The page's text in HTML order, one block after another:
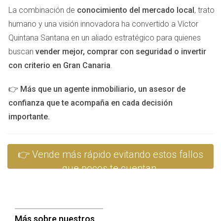
ofertas y finalmente vendieron la propiedad a un buen
precio.
ELEGIR AL AGENTE CORRECTO
diferencia en el proceso de venta. Un buen agente no solo
tiene experiencia en el mercado local, sino que también
sabe cómo comercializar tu propiedad eficazmente. Victor
canario. Su habilidad para conectar con compradores
potenciales y su compromiso para obtener los mejores
La combinación de conocimiento del mercado local, trato
humano y una visión innovadora ha convertido a Víctor
Quintana Santana en un aliado estratégico para quienes
buscan vender mejor, comprar con seguridad o invertir
con criterio en Gran Canaria.
👉 Más que un agente inmobiliario, un asesor de
confianza que te acompaña en cada decisión
importante.
👉 Vende más rápido evitando estos fallos
que pocos te cuentan.
Más sobre nuestros